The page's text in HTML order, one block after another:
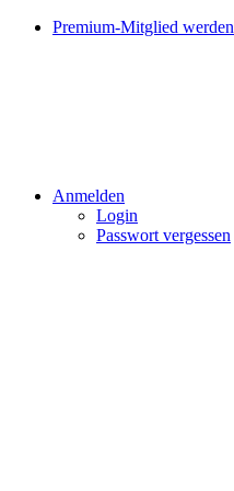
Premium-Mitglied werden
Anmelden
Login
Passwort vergessen